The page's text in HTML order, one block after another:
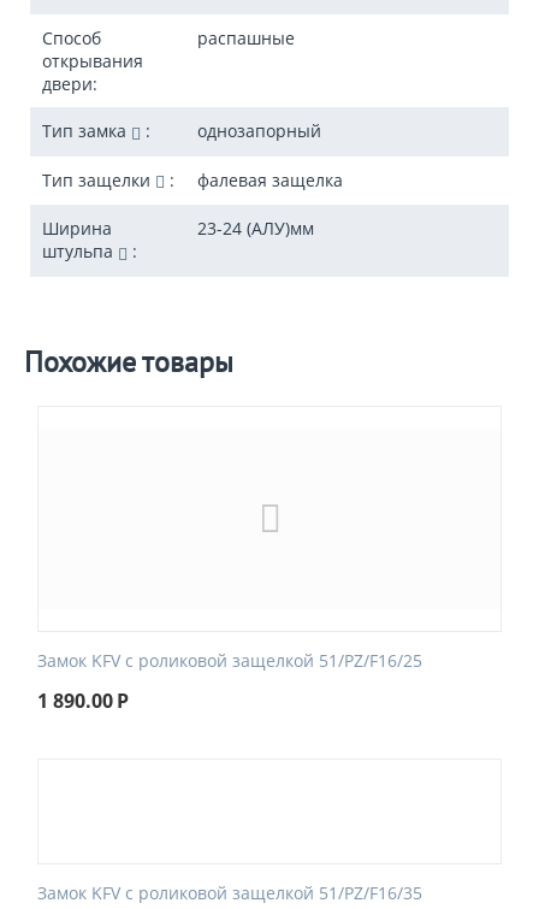
Способ
открывания
двери:
распашные
Тип замка : однозапорный
Тип защелки : фалевая защелка
Ширина
штульпа
:
23-24 (АЛУ)мм
Похожие товары
Замок KFV с роликовой защелкой 51/PZ/F16/25
1 890.00Р
Замок KFV с роликовой защелкой 51/PZ/F16/35